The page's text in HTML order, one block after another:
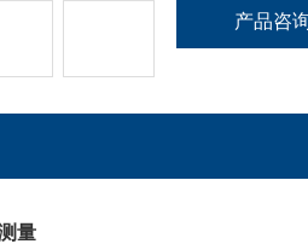
产品咨
量